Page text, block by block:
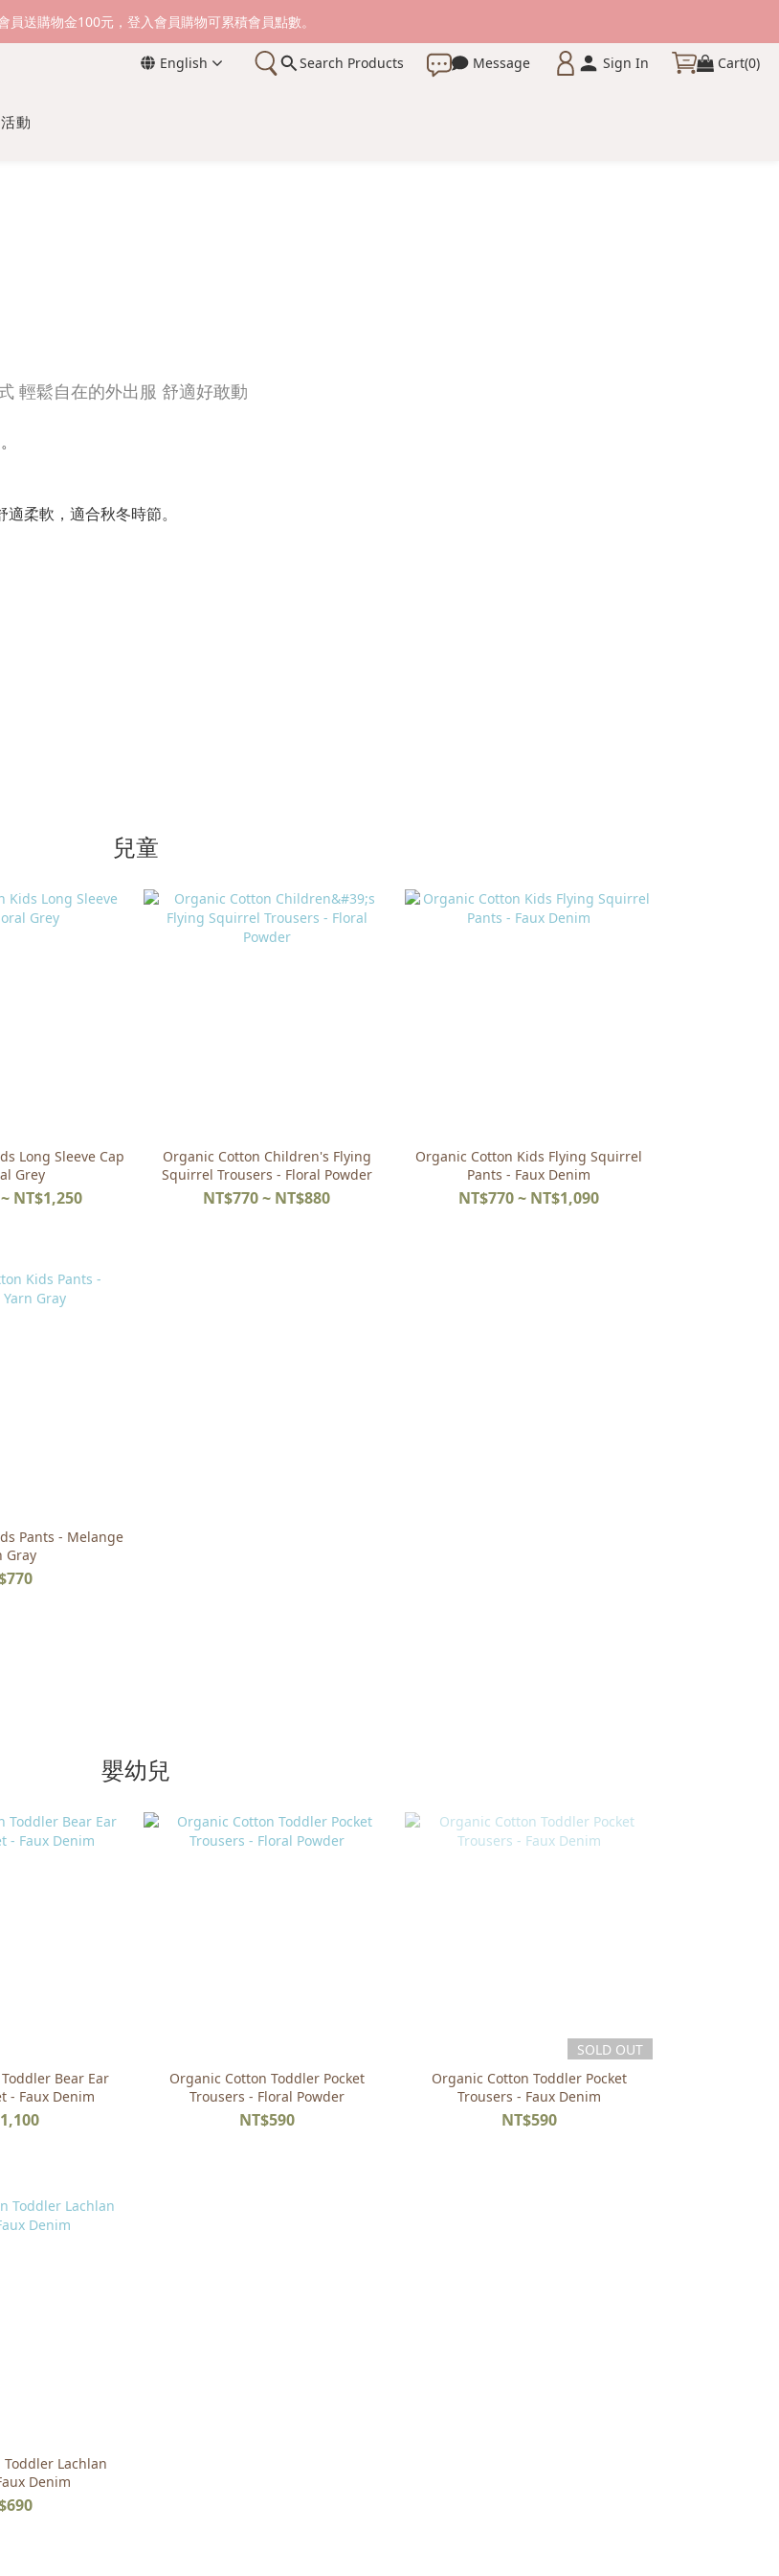
員送購物金100元，登入會員購物可累積會員點數。
員送購物金100元，登入會員購物可累積會員點數。
滿1500元免運費。 滿2000元，貨到付款免運。
English Search Products Message Sign In Cart(0)
動
輕鬆自在的外出服 舒適好敢動
柔軟，適合秋冬時節。
兒童
Long Sleeve Cap
Grey
NT$1,250
Organic Cotton Children's Flying
Squirrel Trousers - Floral Powder
NT$770 ~ NT$880
Organic Cotton Kids Flying Squirrel
Pants - Faux Denim
NT$770 ~ NT$1,090
Pants - Melange
Gray
嬰幼兒
Bear Ear
- Faux Denim
Organic Cotton Toddler Pocket
Trousers - Floral Powder
NT$590
SOLD OUT
Organic Cotton Toddler Pocket
Trousers - Faux Denim
NT$590
Lachlan
Denim